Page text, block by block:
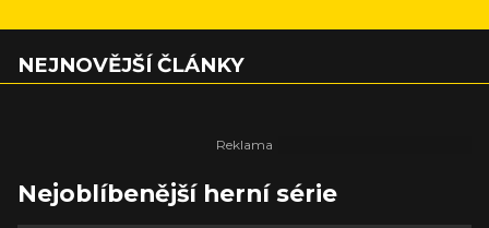
NEJNOVĚJŠÍ ČLÁNKY
Nejoblíbenější herní série